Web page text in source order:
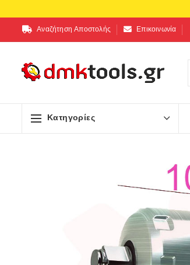
Αναζήτηση Αποστολής Επικοινωνία
Κατηγορίες